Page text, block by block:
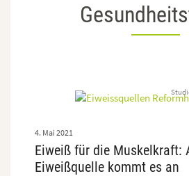
Eiweiß für die Muskelkraft:
Eiweißquelle kommt es an
4. Mai 2021